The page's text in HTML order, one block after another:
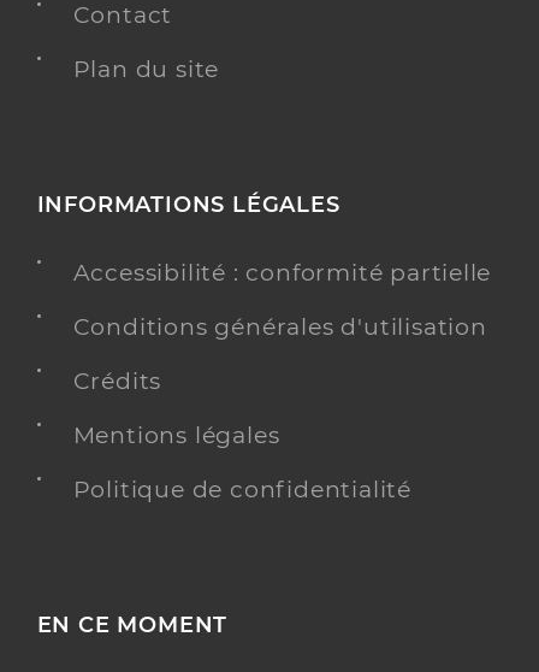
Contact
Plan du site
INFORMATIONS LÉGALES
Accessibilité : conformité partielle
Conditions générales d'utilisation
Crédits
Mentions légales
Politique de confidentialité
EN CE MOMENT